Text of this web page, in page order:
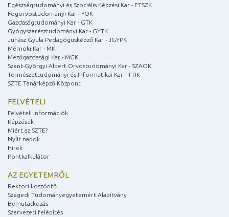
Egészségtudományi és Szociális Képzési Kar - ETSZK
Fogorvostudományi Kar - FOK
Gazdaságtudományi Kar - GTK
Gyógyszerésztudományi Kar - GYTK
Juhász Gyula Pedagógusképző Kar - JGYPK
Mérnöki Kar - MK
Mezőgazdasági Kar - MGK
Szent-Györgyi Albert Orvostudományi Kar - SZAOK
Természettudományi és Informatikai Kar - TTIK
SZTE Tanárképző Központ
FELVÉTELI
Felvételi információk
Képzések
Miért az SZTE?
Nyílt napok
Hírek
Pontkalkulátor
AZ EGYETEMRŐL
Rektori köszöntő
Szegedi Tudományegyetemért Alapítvány
Bemutatkozás
Szervezeti felépítés